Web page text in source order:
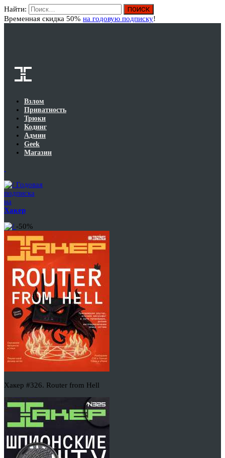
Найти:
Временная скидка 50% на годовую подписку!
Взлом
Приватность
Трюки
Кодинг
Админ
Geek
Магазин
Годовая
подписка
на
Хакер
-50%
Хакер #326. Router from Hell